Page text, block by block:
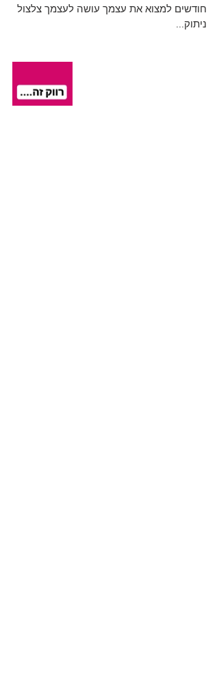
חודשים למצוא את עצמך עושה לעצמך צלצול
ניתוק...